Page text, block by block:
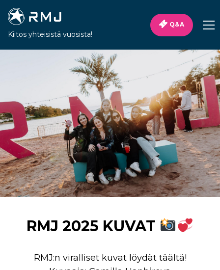
Kiitos yhteisistä vuosista!
Q&A
RMJ 2025 KUVAT
RMJ:n viralliset kuvat löydät täältä!